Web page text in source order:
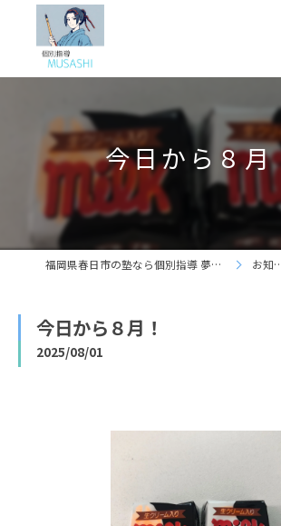
今日から８月
福岡県春日市の塾なら個別指導 夢咲志塾 お知らせ
今日から８月！
2025/08/01